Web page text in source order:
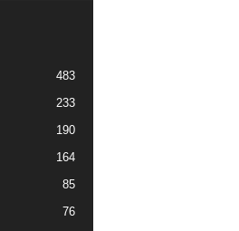
483
233
190
164
85
76